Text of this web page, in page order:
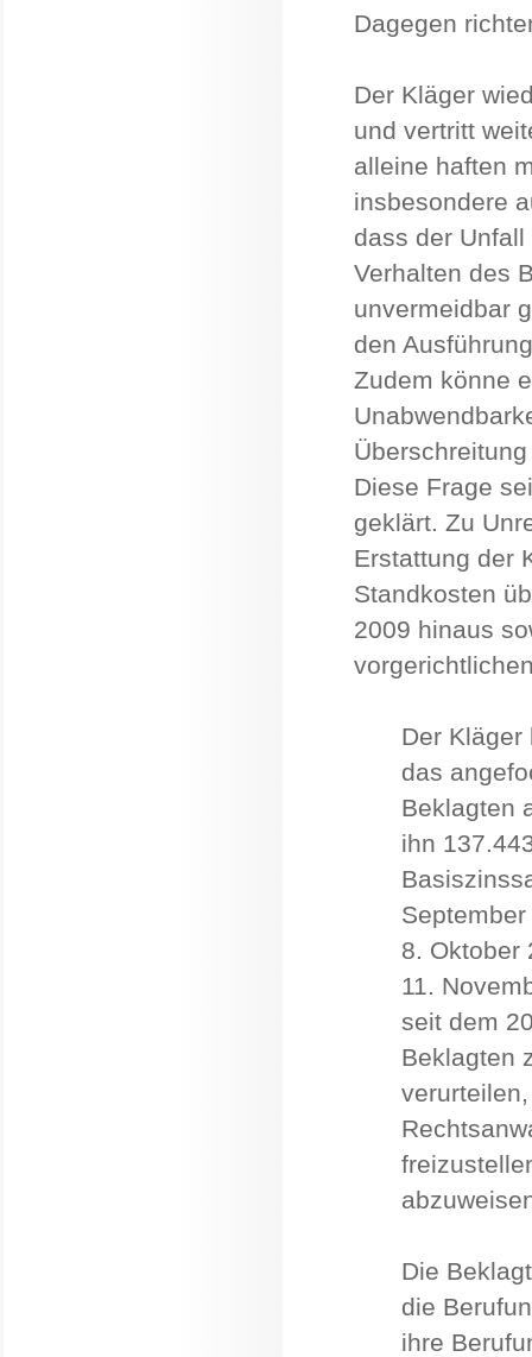
Dagegen
Der Kläger
und vertritt
alleine haften
insbesondere
dass der
Verhalten des
unvermeidbar
den
Zudem könne
Diese Frage
geklärt. Zu
Erstattung der
Standkosten
2009 hinaus
Der Kläger
das
Beklagten
ihn
8. Oktober
11.
seit dem
Beklagten
Die
die
ihre